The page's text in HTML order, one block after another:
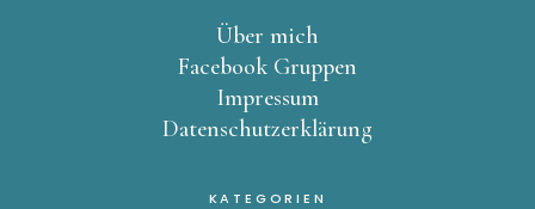
Über mich
Facebook Gruppen
Impressum
Datenschutzerklärung
KATEGORIEN